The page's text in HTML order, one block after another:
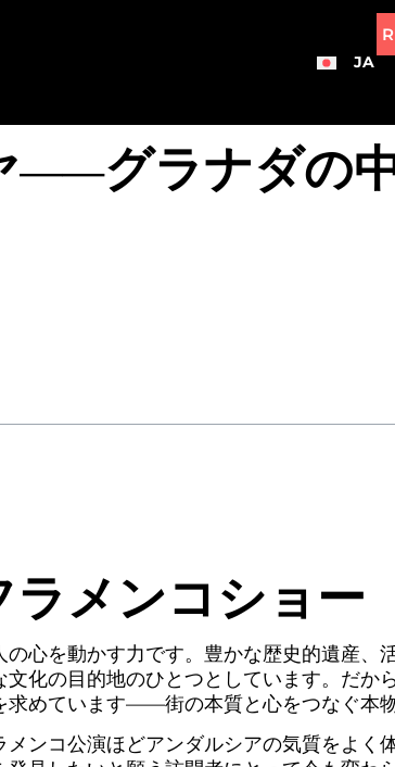
JA
——グラナダの
メンコショー
心を動かす力です。豊かな歴史的遺産、
化の目的地のひとつとしています。だか
めています——街の本質と心をつなぐ本物
ンコ公演ほどアンダルシアの気質をよく